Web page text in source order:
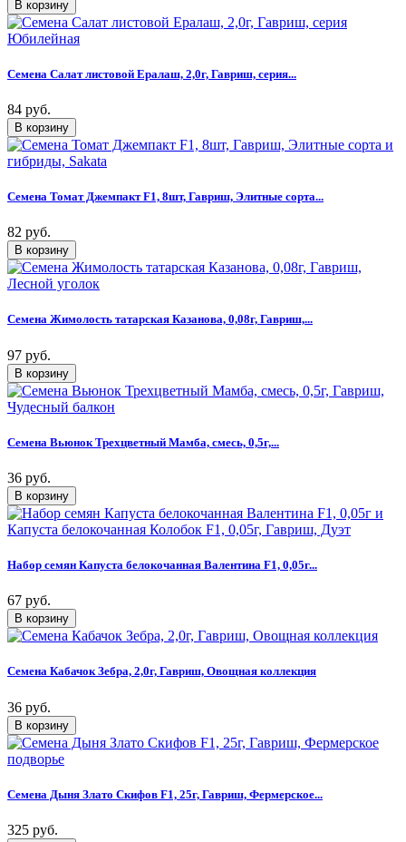
Семена Салат листовой Ералаш, 2,0г, Гавриш, серия...
84 руб.
Семена Томат Джемпакт F1, 8шт, Гавриш, Элитные сорта...
82 руб.
Семена Жимолость татарская Казанова, 0,08г, Гавриш,...
97 руб.
Семена Вьюнок Трехцветный Мамба, смесь, 0,5г,...
36 руб.
Набор семян Капуста белокочанная Валентина F1, 0,05г...
67 руб.
Семена Кабачок Зебра, 2,0г, Гавриш, Овощная коллекция
36 руб.
Семена Дыня Злато Скифов F1, 25г, Гавриш, Фермерское...
325 руб.